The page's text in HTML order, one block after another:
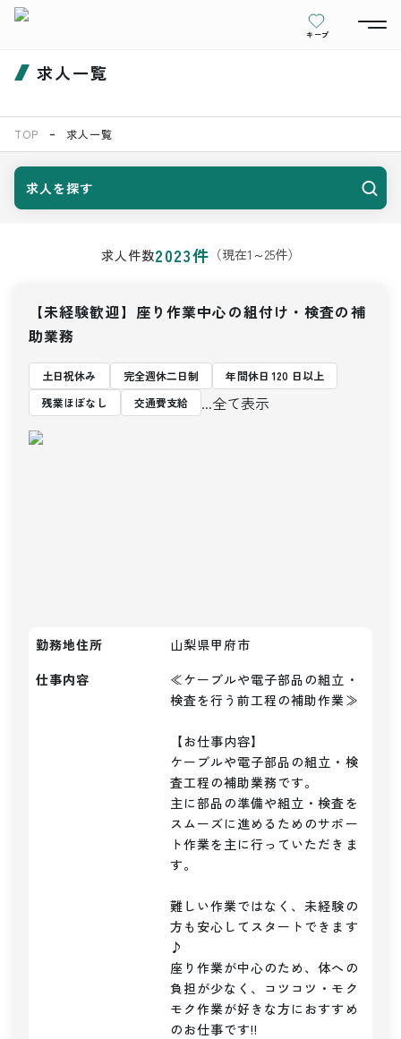
キープ
求人一覧
TOP 求人一覧
求人を探す
求人件数2023件 （現在1 ～25件）
【未経験歓迎】座り作業中心の組付け・検査の補
助業務
土日祝休み 完全週休二日制
年間休日 120 日以上
残業ほぼなし
交通費支給 ...全て表示
勤務地住所
山梨県甲府市
仕事内容
≪ケーブルや電子部品の組立・
検査を行う前工程の補助作業≫
【お仕事内容】
ケーブルや電子部品の組立・検
査工程の補助業務です。
主に部品の準備や組立・検査を
スムーズに進めるためのサポー
ト作業を主に行っていただきま
す。
難しい作業ではなく、未経験の
方も安心してスタートできます
♪
座り作業が中心のため、体への
負担が少なく、コツコツ・モク
モク作業が好きな方におすすめ
のお仕事です!!